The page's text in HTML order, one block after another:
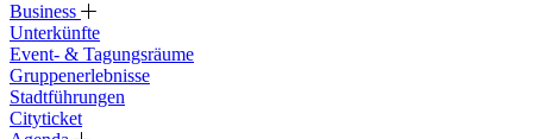
Business
Unterkünfte
Event- & Tagungsräume
Gruppenerlebnisse
Stadtführungen
Cityticket